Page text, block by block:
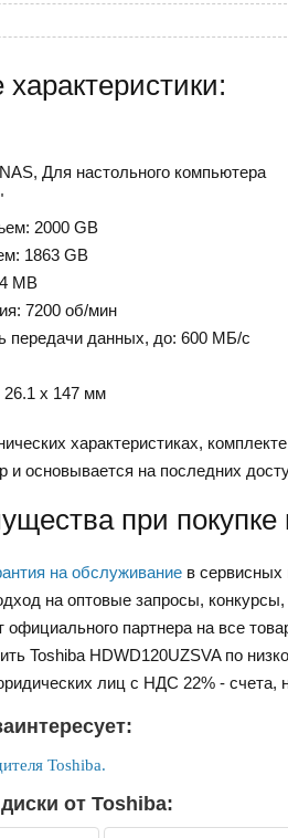
Для настольного компьютера
2000 GB
1863 GB
MB
7200 об/мин
передачи данных, до: 600 МБ/с
26.1 x 147 мм
характеристиках,
и основывается на последних
при покупке
на обслуживание в сервисных
на оптовые запросы,
официального партнера на все
Toshiba HDWD120UZSVA по
лиц с НДС 22% - счета,
Toshiba.
от Toshiba: